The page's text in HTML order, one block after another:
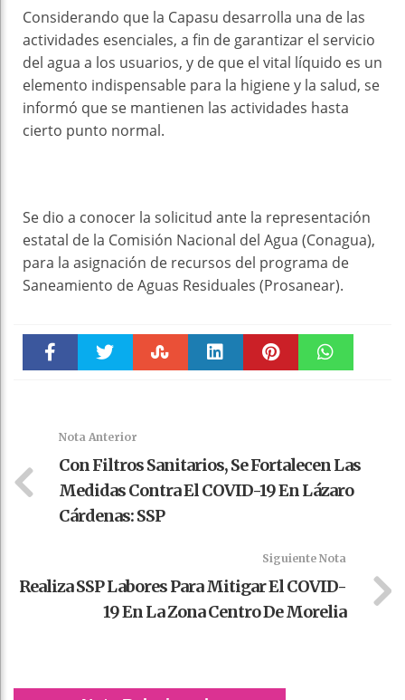
Considerando que la Capasu desarrolla una de las
actividades esenciales, a fin de garantizar el servicio
del agua a los usuarios, y de que el vital líquido es un
elemento indispensable para la higiene y la salud, se
informó que se mantienen las actividades hasta
cierto punto normal.
Se dio a conocer la solicitud ante la representación
estatal de la Comisión Nacional del Agua (Conagua),
para la asignación de recursos del programa de
Saneamiento de Aguas Residuales (Prosanear).
Nota Anterior
Con Filtros Sanitarios, Se Fortalecen Las
Medidas Contra El COVID-19 En Lázaro
Cárdenas: SSP
Siguiente Nota
Realiza SSP Labores Para Mitigar El COVID-
19 En La Zona Centro De Morelia